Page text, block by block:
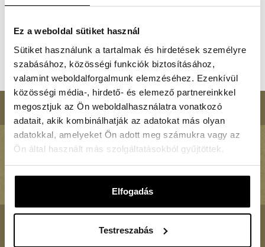
Ez a weboldal sütiket használ
Sütiket használunk a tartalmak és hirdetések személyre
szabásához, közösségi funkciók biztosításához,
valamint weboldalforgalmunk elemzéséhez. Ezenkívül
közösségi média-, hirdető- és elemező partnereinkkel
megosztjuk az Ön weboldalhasználatra vonatkozó
adatait, akik kombinálhatják az adatokat más olyan
adatokkal, amelyeket Ön adott meg számukra vagy az
Ön által használt más szolgáltatásokból gyűjtöttek.
Elfogadás
Testreszabás
összevetjük az Apostolok Cselekedetei hirtelen támadt
PANNONHALMA ÉLMÉNY – Legyen a részese!
www.facebook.com/pannonhalmaelmeny